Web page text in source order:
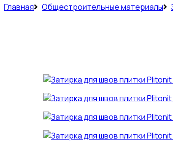
Главная Общестроительные материалы